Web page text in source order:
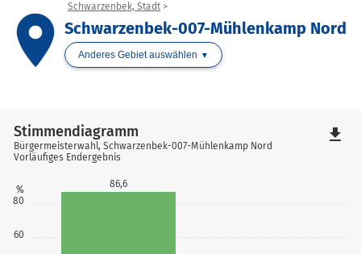
place
Schwarzenbek, Stadt
Schwarzenbek-007-Mühlenkamp Nord
Anderes Gebiet auswählen
60
80
% 86,6
Stimmendiagramm
Bürgermeisterwahl, Schwarzenbek-007-Mühlenkamp Nord
Vorläufiges Endergebnis
file_download